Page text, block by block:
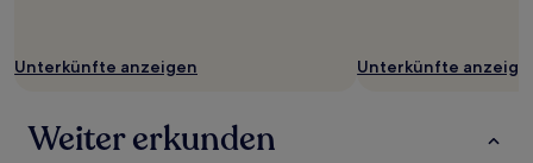
Unterkünfte anzeigen Unterkünfte
Weiter erkunden